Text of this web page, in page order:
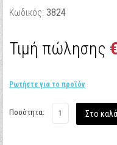
Κωδικός: 3824
Τιμή πώλησης
Ρωτήστε για το προϊόν
Ποσότητα: